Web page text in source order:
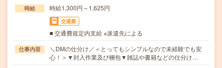
時給 時給1,300円～1,625円
交通費
■ 交通費規定内支給 ※派遣先による
仕事内容
＼DMの仕分け／＜とってもシンプルなので未経験でも安
心！＞▼封入作業及び梱包▼雑誌や書籍などの仕分け…